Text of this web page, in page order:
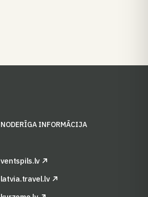
NODERĪGA INFORMĀCIJA
ventspils.lv
latvia.travel.lv